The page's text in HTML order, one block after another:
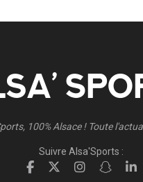
100% Alsace ! Toute
Suivre Alsa'Sports :